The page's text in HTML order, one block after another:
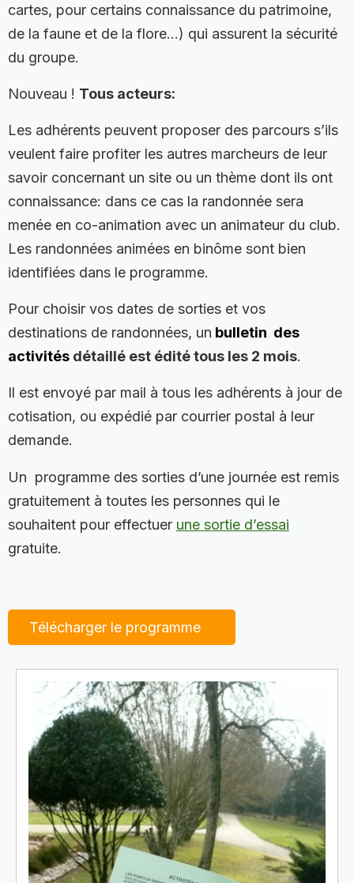
cartes, pour certains connaissance du patrimoine,
de la faune et de la flore…) qui assurent la sécurité
du groupe.
Nouveau ! Tous acteurs:
Les adhérents peuvent proposer des parcours s’ils
veulent faire profiter les autres marcheurs de leur
savoir concernant un site ou un thème dont ils ont
connaissance: dans ce cas la randonnée sera
menée en co-animation avec un animateur du club.
Les randonnées animées en binôme sont bien
identifiées dans le programme.
Pour choisir vos dates de sorties et vos
destinations de randonnées, un bulletin des
activités détaillé est édité tous les 2 mois.
Il est envoyé par mail à tous les adhérents à jour de
cotisation, ou expédié par courrier postal à leur
demande.
Un programme des sorties d’une journée est remis
gratuitement à toutes les personnes qui le
souhaitent pour effectuer une sortie d’essai
gratuite.
Télécharger le programme